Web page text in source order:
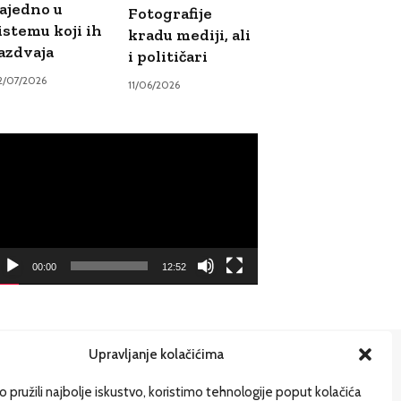
Upravljanje kolačićima
pružili najbolje iskustvo, koristimo tehnologije poput kolačića
u
koji ih
07/2026
Fotografije
kradu mediji, ali
i političari
11/06/2026
00:00 12:52